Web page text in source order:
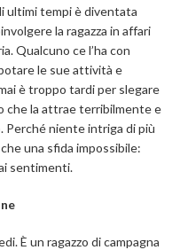
ultimi tempi è diventata
la ragazza in affari
Qualcuno ce l’ha con
le sue attività e
è troppo tardi per slegare
che la attrae terribilmente e
niente intriga di più
una sfida impossibile:
sentimenti.
È un ragazzo di campagna